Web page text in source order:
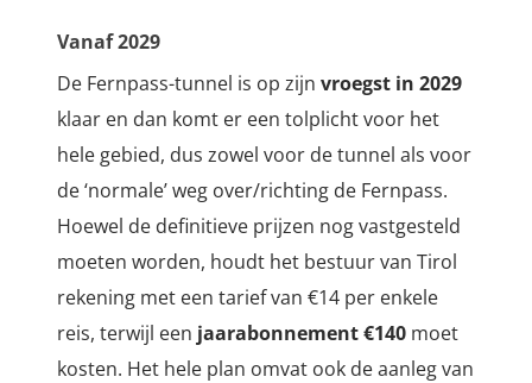
Vanaf 2029
De Fernpass-tunnel is op zijn vroegst in 2029
klaar en dan komt er een tolplicht voor het
hele gebied, dus zowel voor de tunnel als voor
de ‘normale’ weg over/richting de Fernpass.
Hoewel de definitieve prijzen nog vastgesteld
moeten worden, houdt het bestuur van Tirol
rekening met een tarief van €14 per enkele
reis, terwijl een jaarabonnement €140 moet
kosten. Het hele plan omvat ook de aanleg van